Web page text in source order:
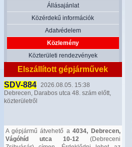
Állásajánlat
Közérdekű információk
Adatvédelem
Közlemény
Közterületi rendezvények
Elszállított gépjárművek
SDV-884
2026.08.05. 15:38
Debrecen, Darabos utca 48. szám előtt,
közterületről
A gépjármű átvehető a4034, Debrecen,
Vágóhíd utca 10-12(Debreceni